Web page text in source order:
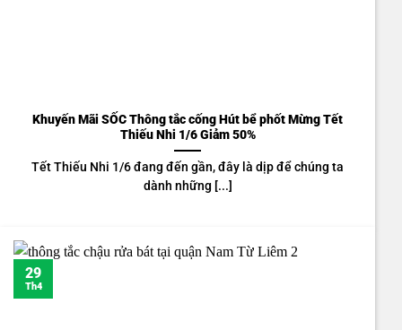
Khuyến Mãi SỐC Thông tắc cống Hút bể phốt Mừng Tết
Thiếu Nhi 1/6 Giảm 50%
Tết Thiếu Nhi 1/6 đang đến gần, đây là dịp để chúng ta
dành những [...]
29
Th4